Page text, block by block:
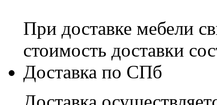
При доставке мебели
стоимость доставки
Доставка по СПб